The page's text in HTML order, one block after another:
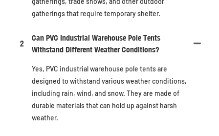
gatherings that require temporary shelter.
2
Can PVC Industrial Warehouse Pole Tents
Withstand Different Weather Conditions?
Yes, PVC industrial warehouse pole tents are
designed to withstand various weather conditions,
including rain, wind, and snow. They are made of
durable materials that can hold up against harsh
weather.